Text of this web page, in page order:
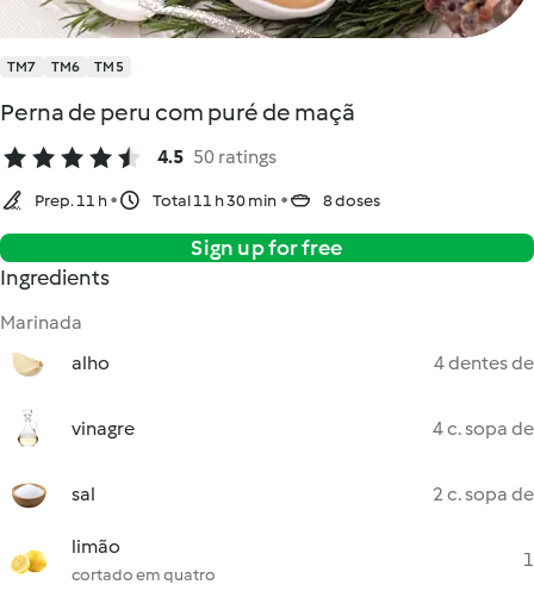
TM7 TM6 TM5
Perna de peru com puré de maçã
4.5 50 ratings
Prep. 11 h Total 11 h 30 min 8 doses
Sign up for free
Ingredients
Marinada
alho
4 dentes de
vinagre 4 c. sopa de
sal 2 c. sopa de
limão
cortado em quatro
1